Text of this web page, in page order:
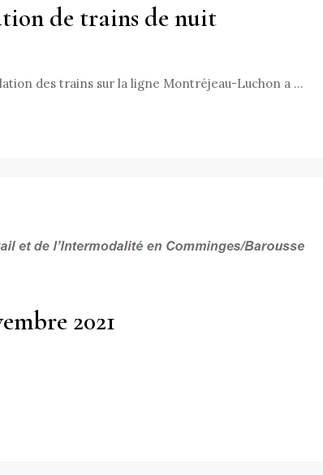
de trains de nuit
des trains sur la ligne Montréjeau-Luchon a …
2021